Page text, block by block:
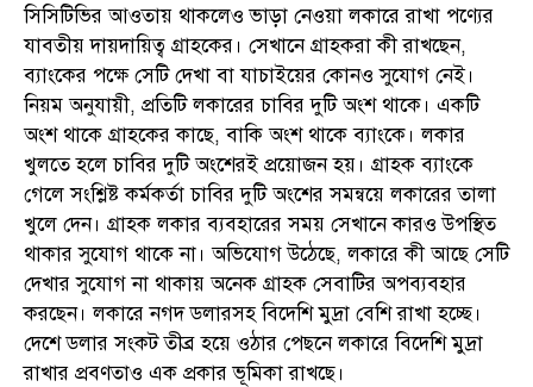
সিসিটিভির আওতায় থাকলেও ভাড়া নেওয়া লকারে রাখা পণ্যের
যাবতীয় দায়দায়িত্ব গ্রাহকের। সেখানে গ্রাহকরা কী রাখছেন,
ব্যাংকের পক্ষে সেটি দেখা বা যাচাইয়ের কোনও সুযোগ নেই।
নিয়ম অনুযায়ী, প্রতিটি লকারের চাবির দুটি অংশ থাকে। একটি
অংশ থাকে গ্রাহকের কাছে, বাকি অংশ থাকে ব্যাংকে। লকার
খুলতে হলে চাবির দুটি অংশেরই প্রয়োজন হয়। গ্রাহক ব্যাংকে
গেলে সংশ্লিষ্ট কর্মকর্তা চাবির দুটি অংশের সমন্বয়ে লকারের তালা
খুলে দেন। গ্রাহক লকার ব্যবহারের সময় সেখানে কারও উপস্থিত
থাকার সুযোগ থাকে না। অভিযোগ উঠেছে, লকারে কী আছে সেটি
দেখার সুযোগ না থাকায় অনেক গ্রাহক সেবাটির অপব্যবহার
করছেন। লকারে নগদ ডলারসহ বিদেশি মুদ্রা বেশি রাখা হচ্ছে।
দেশে ডলার সংকট তীব্র হয়ে ওঠার পেছনে লকারে বিদেশি মুদ্রা
রাখার প্রবণতাও এক প্রকার ভূমিকা রাখছে।